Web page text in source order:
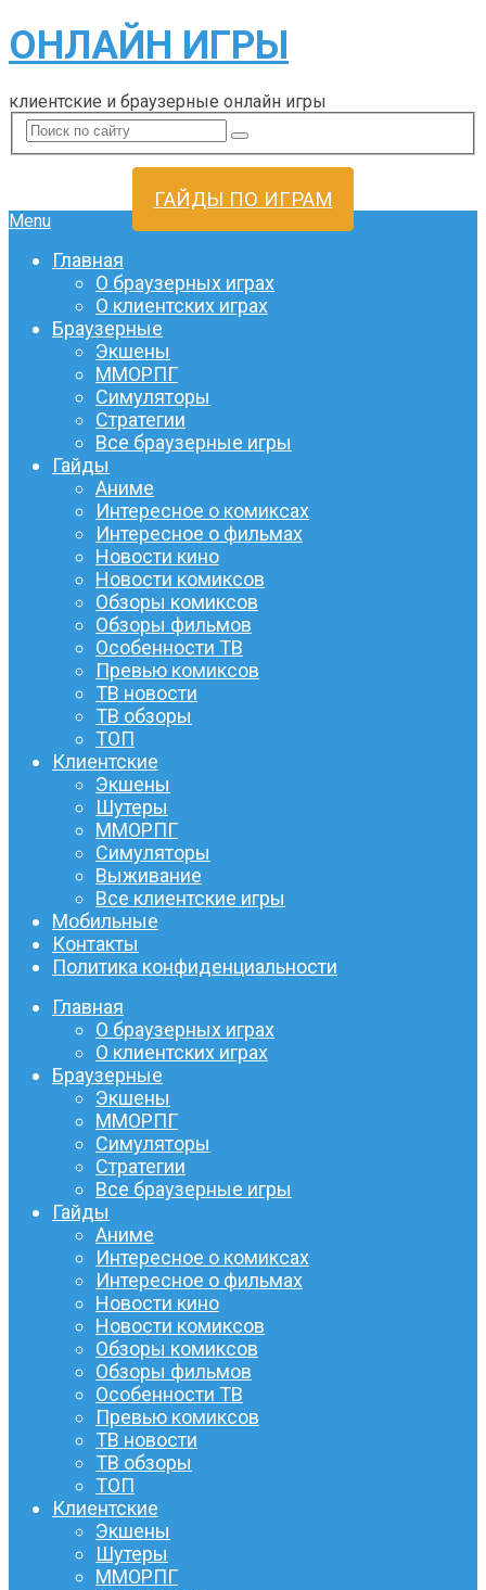
ОНЛАЙН ИГРЫ
клиентские и браузерные онлайн игры
ГАЙДЫ ПО ИГРАМ
Menu
Главная
О браузерных играх
О клиентских играх
Браузерные
Экшены
ММОРПГ
Симуляторы
Стратегии
Все браузерные игры
Гайды
Аниме
Интересное о комиксах
Интересное о фильмах
Новости кино
Новости комиксов
Обзоры комиксов
Обзоры фильмов
Особенности ТВ
Превью комиксов
ТВ новости
ТВ обзоры
ТОП
Клиентские
Экшены
Шутеры
ММОРПГ
Симуляторы
Выживание
Все клиентские игры
Мобильные
Контакты
Политика конфиденциальности
Главная
О браузерных играх
О клиентских играх
Браузерные
Экшены
ММОРПГ
Симуляторы
Стратегии
Все браузерные игры
Гайды
Аниме
Интересное о комиксах
Интересное о фильмах
Новости кино
Новости комиксов
Обзоры комиксов
Обзоры фильмов
Особенности ТВ
Превью комиксов
ТВ новости
ТВ обзоры
ТОП
Клиентские
Экшены
Шутеры
ММОРПГ